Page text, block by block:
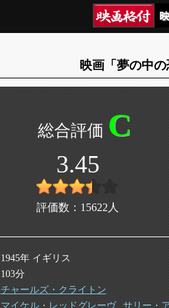
映画「夢の中
C
3.45
評価数： 15622 人
1945年 イギリス
103分
チャールズ・クライトン
マイケル・レッドグレーヴ
サリー・